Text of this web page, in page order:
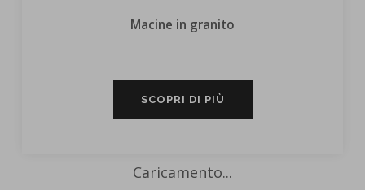
Macine in granito
SCOPRI DI PIÙ
Caricamento...